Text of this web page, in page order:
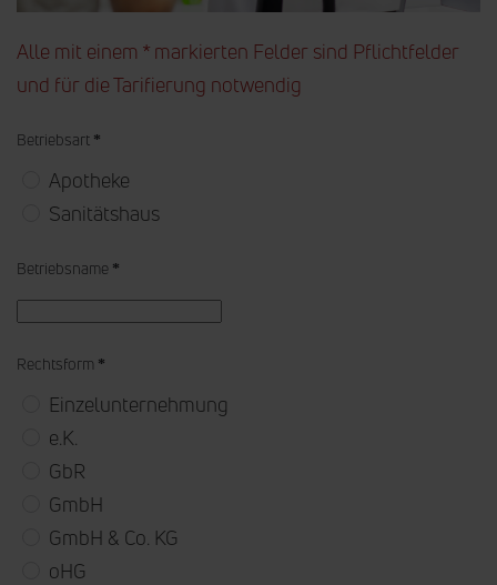
Alle mit einem * markierten Felder sind Pflichtfelder
und für die Tarifierung notwendig
Betriebsart *
Apotheke
Sanitätshaus
Betriebsname *
Rechtsform *
Einzelunternehmung
e.K.
GbR
GmbH
GmbH & Co. KG
oHG